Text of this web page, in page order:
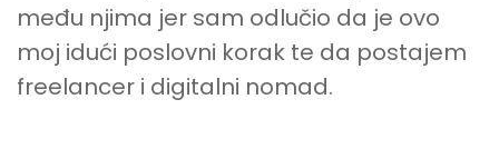
među njima jer sam odlučio da je ovo
moj idući poslovni korak te da postajem
freelancer i digitalni nomad.